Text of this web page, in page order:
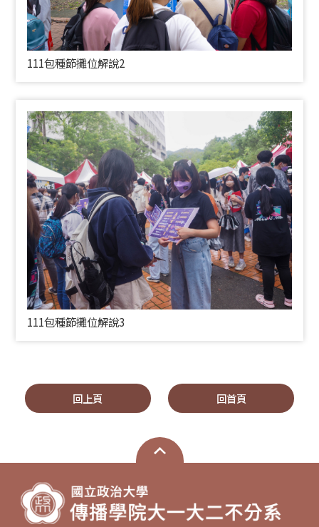
111包種節攤位解說2
111包種節攤位解說3
回上頁 回首頁